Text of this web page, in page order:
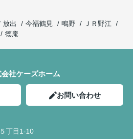
放出 今福鶴見 鴫野
ＪＲ野江
徳庵
社ケーズホーム
お問い合わせ
丁目1-10